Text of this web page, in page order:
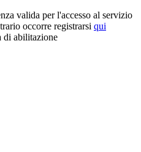
valida per l'accesso al servizio
occorre registrarsi qui
di abilitazione